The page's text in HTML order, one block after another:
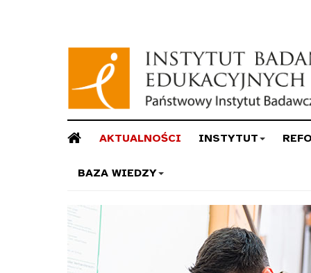
AKTUALNOŚCI INSTYTUT
BAZA WIEDZY